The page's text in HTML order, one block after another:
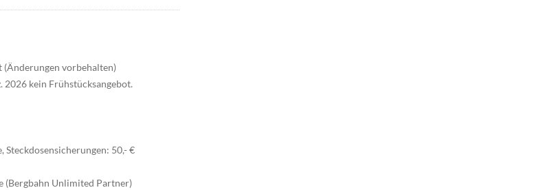
(Änderungen vorbehalten)
2026 kein Frühstücksangebot.
50,- €
(Bergbahn Unlimited Partner)